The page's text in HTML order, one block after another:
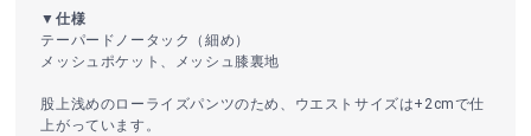
▼仕様
テーパードノータック（細め）
メッシュポケット、メッシュ膝裏地
股上浅めのローライズパンツのため、ウエストサイズは+2cmで仕
上がっています。